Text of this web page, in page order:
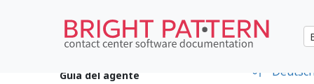
•日本語•العربية 한국어
Guía del agente